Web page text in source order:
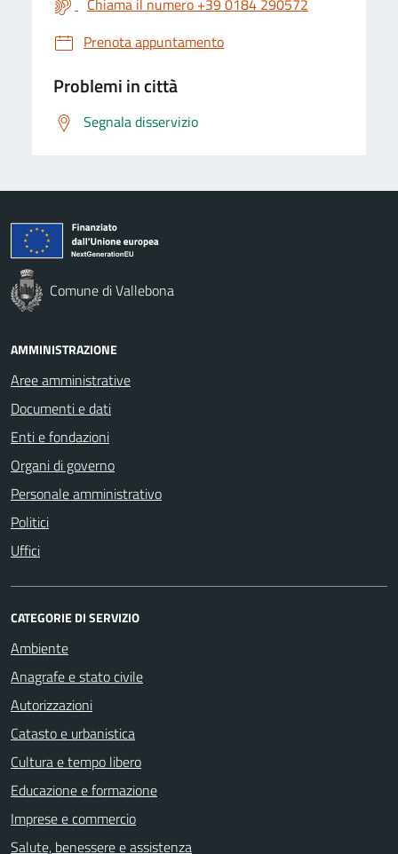
Prenota appuntamento
Problemi in città
Segnala disservizio
Comune di Vallebona
AMMINISTRAZIONE
Aree amministrative
Documenti e dati
Enti e fondazioni
Organi di governo
Personale amministrativo
Politici
Uffici
CATEGORIE DI SERVIZIO
Ambiente
Anagrafe e stato civile
Autorizzazioni
Catasto e urbanistica
Cultura e tempo libero
Educazione e formazione
Imprese e commercio
Salute, benessere e assistenza